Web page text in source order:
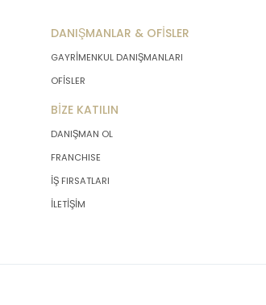
DANIŞMANLAR & OFİSLER
GAYRİMENKUL DANIŞMANLARI
OFİSLER
BİZE KATILIN
DANIŞMAN OL
FRANCHISE
İŞ FIRSATLARI
İLETİŞİM